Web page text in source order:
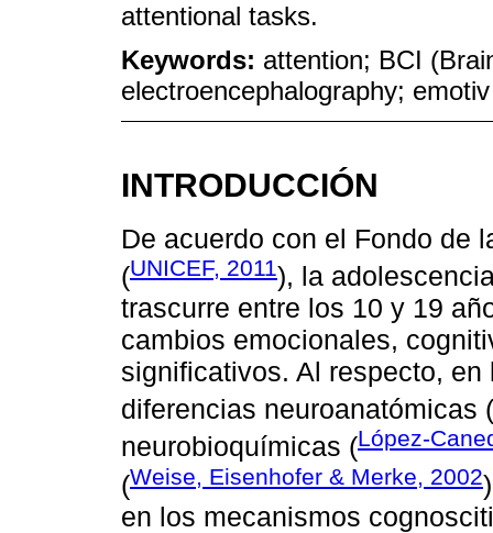
attentional tasks.
Keywords: attention; BCI
electroencephalography;
INTRODUCCIÓN
De acuerdo con el Fondo de
(UNICEF, 2011), la
trascurre entre los 10 y 19
cambios emocionales,
significativos. Al respecto,
diferencias neuroanatómicas (
neurobioquímicas (López-
(Weise, Eisenhofer & Merke, 2002
en los mecanismos